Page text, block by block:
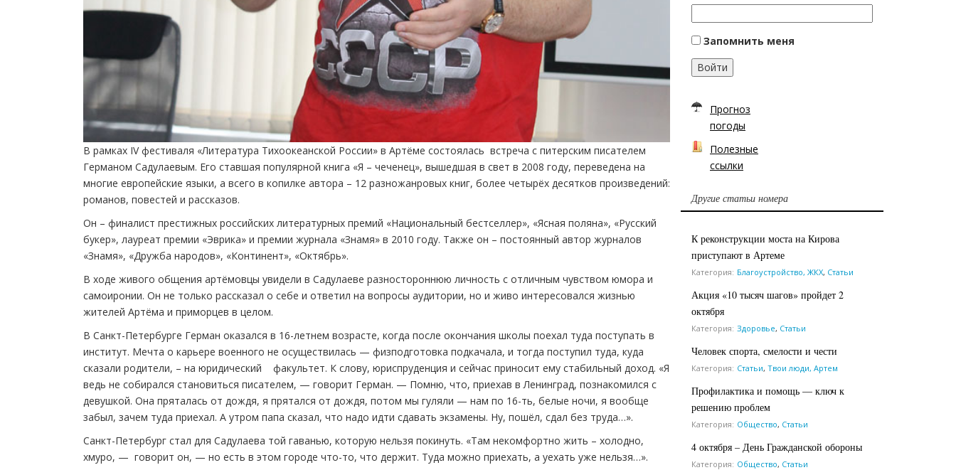
В рамках IV фестиваля «Литература Тихоокеанской России» в Артёме состоялась встреча с питерским писателем
Германом Садулаевым. Его ставшая популярной книга «Я – чеченец», вышедшая в свет в 2008 году, переведена на
многие европейские языки, а всего в копилке автора – 12 разножанровых книг, более четырёх десятков произведений:
романов, повестей и рассказов.
Он – финалист престижных российских литературных премий «Национальный бестселлер», «Ясная поляна», «Русский
букер», лауреат премии «Эврика» и премии журнала «Знамя» в 2010 году. Также он – постоянный автор журналов
«Знамя», «Дружба народов», «Континент», «Октябрь».
В ходе живого общения артёмовцы увидели в Садулаеве разностороннюю личность с отличным чувством юмора и
самоиронии. Он не только рассказал о себе и ответил на вопросы аудитории, но и живо интересовался жизнью
жителей Артёма и приморцев в целом.
В Санкт-Петербурге Герман оказался в 16-летнем возрасте, когда после окончания школы поехал туда поступать в
институт. Мечта о карьере военного не осуществилась — физподготовка подкачала, и тогда поступил туда, куда
сказали родители, – на юридический факультет. К слову, юриспруденция и сейчас приносит ему стабильный доход. «Я
ведь не собирался становиться писателем, — говорит Герман. — Помню, что, приехав в Ленинград, познакомился с
девушкой. Она пряталась от дождя, я прятался от дождя, потом мы гуляли — нам по 16-ть, белые ночи, я вообще
забыл, зачем туда приехал. А утром папа сказал, что надо идти сдавать экзамены. Ну, пошёл, сдал без труда…».
Санкт-Петербург стал для Садулаева той гаванью, которую нельзя покинуть. «Там некомфортно жить – холодно,
хмуро, — говорит он, — но есть в этом городе что-то, что держит. Туда можно приехать, а уехать уже нельзя…».
Запомнить меня
Войти
Прогноз
погоды
Полезные
ссылки
Другие статьи номера
К реконструкции моста на Кирова
приступают в Артеме
Категория: Благоустройство, ЖКХ, Статьи
Акция «10 тысяч шагов» пройдет 2
октября
Категория: Здоровье, Статьи
Человек спорта, смелости и чести
Категория: Статьи, Твои люди, Артем
Профилактика и помощь — ключ к
решению проблем
Категория: Общество, Статьи
4 октября – День Гражданской обороны
Категория: Общество, Статьи